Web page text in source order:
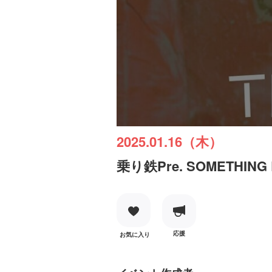
2025.01.16（木）
乗り鉄Pre. SOMETHING
お気に入り 応援